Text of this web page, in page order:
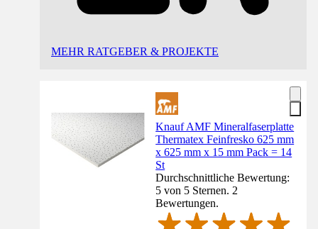
MEHR RATGEBER & PROJEKTE
Knauf AMF Mineralfaserplatte
Thermatex Feinfresko 625 mm
x 625 mm x 15 mm Pack = 14
St
Durchschnittliche Bewertung:
5 von 5 Sternen. 2
Bewertungen.